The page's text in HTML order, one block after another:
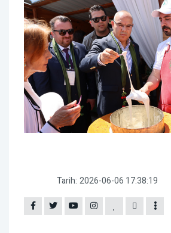
Tarih: 2026-06-06 17:38:19